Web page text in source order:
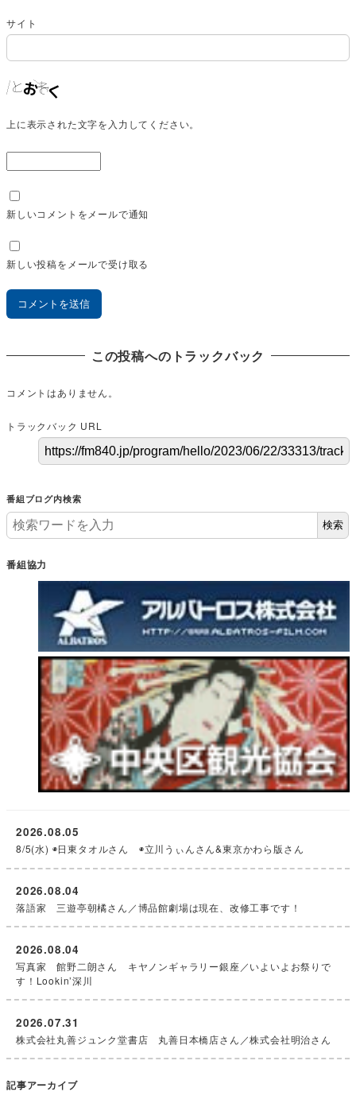
サイト
上に表示された文字を入力してください。
新しいコメントをメールで通知
新しい投稿をメールで受け取る
この投稿へのトラックバック
コメントはありません。
トラックバック URL
番組ブログ内検索
検索
番組協力
8/5(水) ◉日東タオルさん ◉立川うぃんさん&東京かわら版さん
2026.08.05
落語家 三遊亭朝橘さん／博品館劇場は現在、改修工事です！
2026.08.04
写真家 館野二朗さん キヤノンギャラリー銀座／いよいよお祭りで
す！Lookin’深川
2026.08.04
株式会社丸善ジュンク堂書店 丸善日本橋店さん／株式会社明治さん
2026.07.31
記事アーカイブ